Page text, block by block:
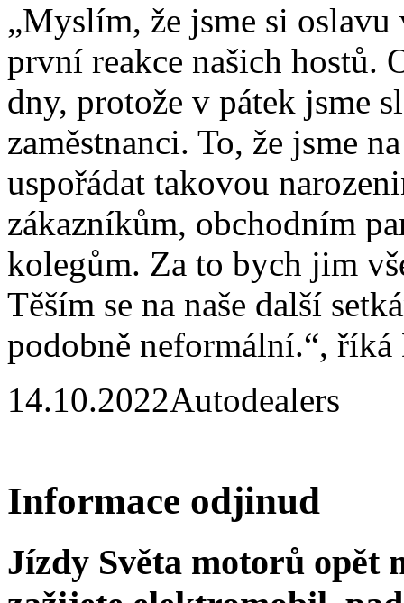
„Myslím, že jsme si
první reakce našich hostů.
dny, protože v pátek jsme
zaměstnanci. To, že jsme
uspořádat takovou
zákazníkům, obchodním
kolegům. Za to bych jim
Těším se na naše další
podobně neformální.“,
14.10.2022Autodealers
Informace odjinud
Jízdy Světa motorů opět